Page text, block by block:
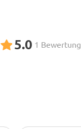
5.0 1 Bewertung